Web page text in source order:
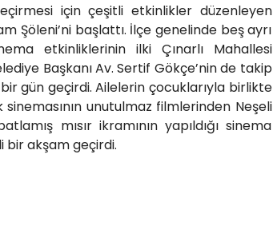
için çeşitli etkinlikler düzenleyen
Şöleni’ni başlattı. İlçe genelinde beş ayrı
etkinliklerinin ilki Çınarlı Mahallesi
Başkanı Av. Sertif Gökçe’nin de takip
gün geçirdi. Ailelerin çocuklarıyla birlikte
unutulmaz filmlerinden Neşeli
mısır ikramının yapıldığı sinema
bir akşam geçirdi.